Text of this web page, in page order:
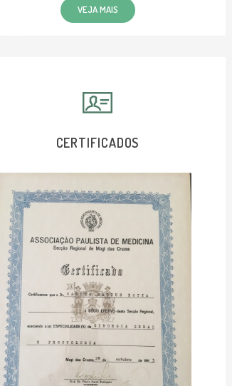
Cirurgia de Cisto Pilonidal a Laser
VEJA MAIS
CERTIFICADOS